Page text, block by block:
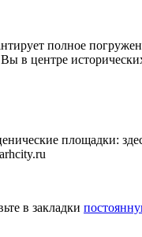
полное
в центре
площадки:
в закладки